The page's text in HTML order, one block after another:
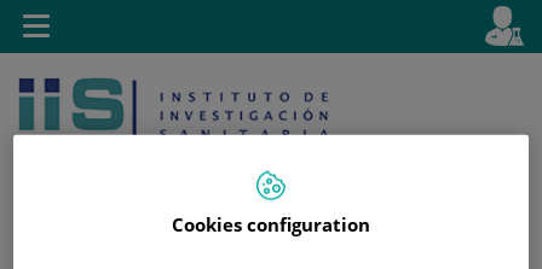
Saltar al contenido
activo
es
Toggle
navigation
Cookies configuration